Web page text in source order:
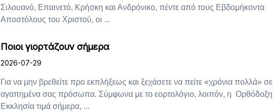
Σιλουανό, Επαινετό, Κρήσκη και Ανδρόνικο, πέντε από τους Εβδομήκοντα
Αποστόλους του Χριστού, οι ...
Ποιοι γιορτάζουν σήμερα
2026-07-29
Για να μην βρεθείτε προ εκπλήξεως και ξεχάσετε να πείτε «χρόνια πολλά» σε
αγαπημένα σας πρόσωπα. Σύμφωνα με το εορτολόγιο, λοιπόν, η Ορθόδοξη
Εκκλησία τιμά σήμερα, ...